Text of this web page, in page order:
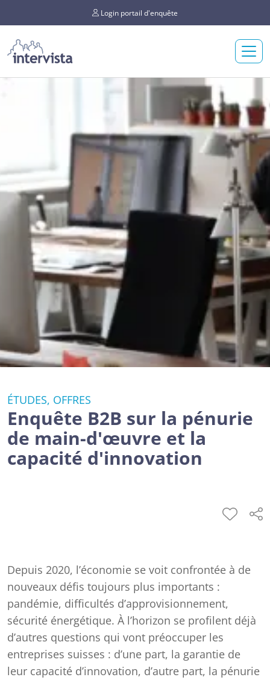
Login portail d'enquête
ÉTUDES, OFFRES
Enquête B2B sur la pénurie
de main-d'œuvre et la
capacité d'innovation
Depuis 2020, l’économie se voit confrontée à de
nouveaux défis toujours plus importants :
pandémie, difficultés d’approvisionnement,
sécurité énergétique. À l’horizon se profilent déjà
d’autres questions qui vont préoccuper les
entreprises suisses : d’une part, la garantie de
leur capacité d’innovation, d’autre part, la pénurie